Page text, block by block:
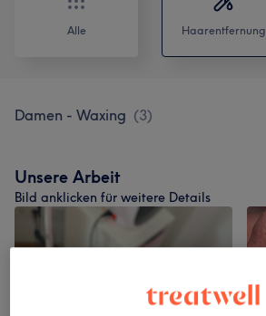
Alle Haarentfernung
Damen - Waxing (3)
Unsere Arbeit
Bild anklicken für weitere Details